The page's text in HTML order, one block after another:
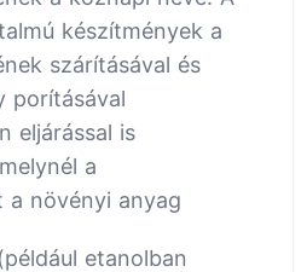
készítmények a
szárításával és
porításával
eljárással is
a
a növényi anyag
etanolban